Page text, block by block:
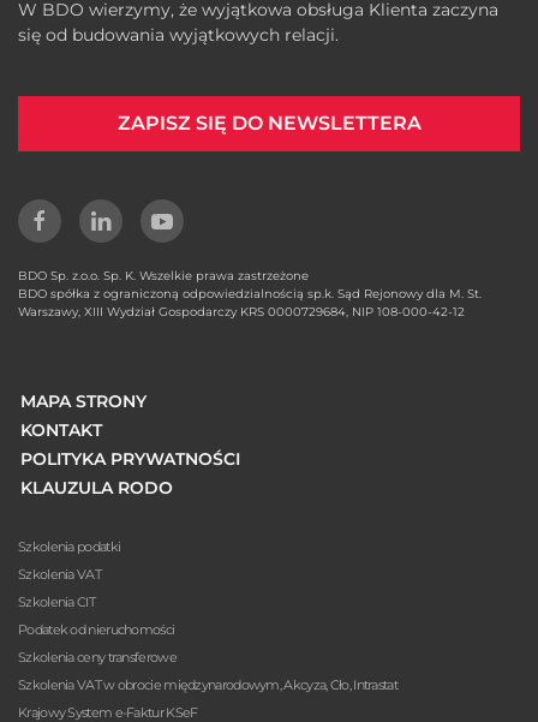
W BDO wierzymy, że wyjątkowa obsługa Klienta zaczyna
się od budowania wyjątkowych relacji.
ZAPISZ SIĘ DO NEWSLETTERA
BDO Sp. z.o.o. Sp. K. Wszelkie prawa zastrzeżone
BDO spółka z ograniczoną odpowiedzialnością sp.k. Sąd Rejonowy dla M. St.
Warszawy, XIII Wydział Gospodarczy KRS 0000729684, NIP 108-000-42-12
MAPA STRONY
KONTAKT
POLITYKA PRYWATNOŚCI
KLAUZULA RODO
Szkolenia podatki
Szkolenia VAT
Szkolenia CIT
Podatek od nieruchomości
Szkolenia ceny transferowe
Szkolenia VAT w obrocie międzynarodowym, Akcyza, Cło, Intrastat
Krajowy System e-Faktur KSeF